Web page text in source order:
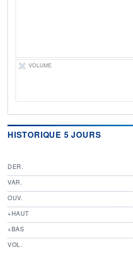
+
VOLUME
HISTORIQUE 5 JOURS
DER.
VAR.
OUV.
+HAUT
+BAS
VOL.